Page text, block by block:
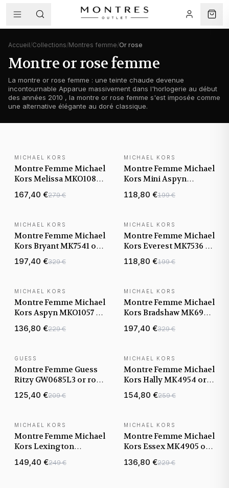
Accueil/Collections/Montres femme/Or rose
Montre or rose femme
La montre or rose femme : une teinte chaude devenue
incontournable Apparue massivement dans l'horlogerie au début
des années 2010 , la montre or rose femme s'est imposée comme
une alternative élégante au doré classique.
NOUVEAUTÉ
MICHAEL KORS
Montre Femme Michael
Kors Melissa MKO1081
or rose bracelet
maillons acier
167,40 €279 €
NOUVEAUTÉ
MICHAEL KORS
Montre Femme Michael
Kors Mini Aspyn
MKO1087 or rose
bracelet maillons acier
118,80 €199 €
NOUVEAUTÉ
MICHAEL KORS
Montre Femme Michael
Kors Bryant MK7541 or
rose bracelet maillons
acier
197,40 €329 €
NOUVEAUTÉ
MICHAEL KORS
Montre Femme Michael
Kors Everest MK7536 or
rose bracelet silicone
118,80 €199 €
NOUVEAUTÉ
MICHAEL KORS
Montre Femme Michael
Kors Aspyn MKO1057 or
rose bracelet maillons
acier
136,80 €229 €
NOUVEAUTÉ
MICHAEL KORS
Montre Femme Michael
Kors Bradshaw MK6933
or rose bracelet
maillons acier
197,40 €329 €
NOUVEAUTÉ
GUESS
Montre Femme Guess
Ritzy GW0685L3 or rose
bracelet maillons acier
125,40 €209 €
NOUVEAUTÉ
MICHAEL KORS
Montre Femme Michael
Kors Hally MK4954 or
rose bracelet maillons
acier
154,80 €259 €
NOUVEAUTÉ
MICHAEL KORS
Montre Femme Michael
Kors Lexington
MK4946 or rose
bracelet maillons acier
149,40 €249 €
NOUVEAUTÉ
MICHAEL KORS
Montre Femme Michael
Kors Essex MK4905 or
rose bracelet maillons
acier
136,80 €229 €